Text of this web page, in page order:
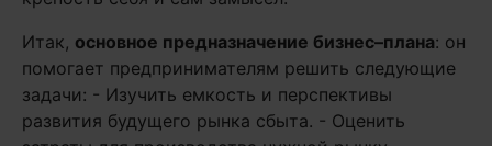
Итак, основное предназначение бизнес–плана: он
помогает предпринимателям решить следующие
задачи: - Изучить емкость и перспективы
развития будущего рынка сбыта. - Оценить